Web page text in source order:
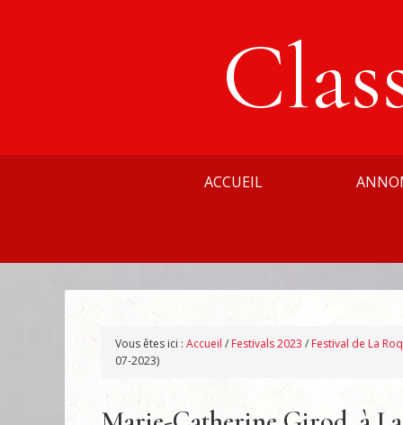
ACCUEIL
Vous êtes ici : Accueil / Festivals 2023 / Festival de La
07-2023)